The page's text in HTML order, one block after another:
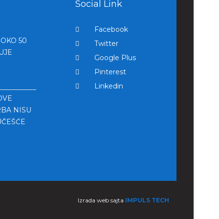
50
NISU
Social Link
Facebook
Twitter
Google Plus
Pinterest
Linkedin
Izrada web sajta IMPULS TECH